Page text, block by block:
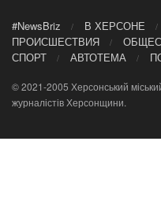
#NewsBriz В ХЕРСОНЕ
ПРОИСШЕСТВИЯ
СПОРТ
АВТОТЕМА
© 2021-2005 Херсонський
журналістів Херсонщини.